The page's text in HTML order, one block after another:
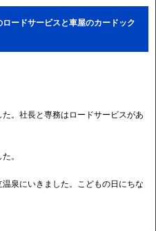
ードサービスと車屋のカードック
。社長と専務はロードサービスがあ
。
泉にいきました。こどもの日にちな